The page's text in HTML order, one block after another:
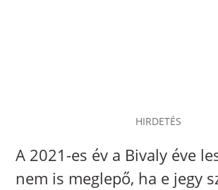
HIRDETÉS
A 2021-es év a Bivaly éve
nem is meglepő, ha e jegy